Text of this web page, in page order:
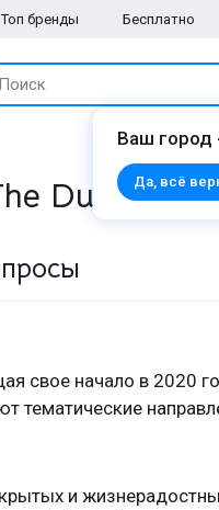
Топ бренды Бесплатно
Поиск
Ваш город
Да, всё
Duckers
свое начало в 2020
тематические
и